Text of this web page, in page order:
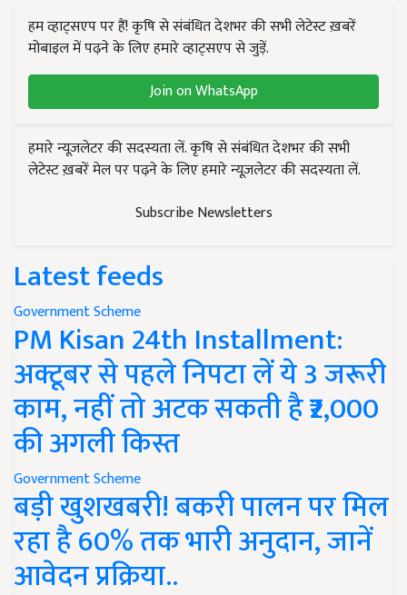
हम व्हाट्सएप पर हैं! कृषि से संबंधित देशभर की सभी लेटेस्ट ख़बरें
मोबाइल में पढ़ने के लिए हमारे व्हाट्सएप से जुड़ें.
Join on WhatsApp
हमारे न्यूज़लेटर की सदस्यता लें. कृषि से संबंधित देशभर की सभी
लेटेस्ट ख़बरें मेल पर पढ़ने के लिए हमारे न्यूज़लेटर की सदस्यता लें.
Subscribe Newsletters
Latest feeds
Government Scheme
PM Kisan 24th Installment:
अक्टूबर से पहले निपटा लें ये 3 जरूरी
काम, नहीं तो अटक सकती है ₹2,000
की अगली किस्त
Government Scheme
बड़ी खुशखबरी! बकरी पालन पर मिल
रहा है 60% तक भारी अनुदान, जानें
आवेदन प्रक्रिया..